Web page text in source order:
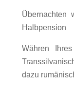
Übernachten
Halbpension
Währen
dazu